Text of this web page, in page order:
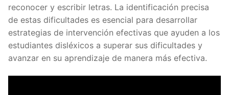
reconocer y escribir letras. La identificación precisa
de estas dificultades es esencial para desarrollar
estrategias de intervención efectivas que ayuden a los
estudiantes disléxicos a superar sus dificultades y
avanzar en su aprendizaje de manera más efectiva.